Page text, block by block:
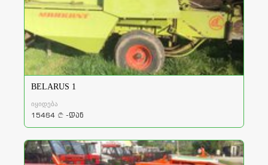
BELARUS 1
იყიდება
15464 a -დან